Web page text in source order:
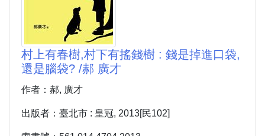
村上有春樹,村下有搖錢樹 : 錢是掉進口袋,
還是腦袋? /郝 廣才
作者：郝, 廣才
出版者：臺北市 : 皇冠, 2013[民102]